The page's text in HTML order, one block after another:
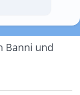
Banni und